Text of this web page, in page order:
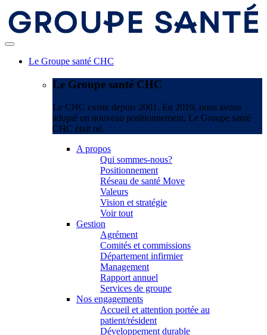
Le Groupe santé CHC
Le Groupe santé CHC
Le CHC existe depuis 2001. En 2019, nous avons
adopté un nouveau positionnement. Le Groupe santé
CHC était né.
A propos
Qui sommes-nous?
Positionnement
Réseau de santé Move
Valeurs
Vision et stratégie
Voir tout
Gestion
Agrément
Comités et commissions
Département infirmier
Management
Rapport annuel
Services de groupe
Nos engagements
Accueil et attention portée au
patient/résident
Développement durable